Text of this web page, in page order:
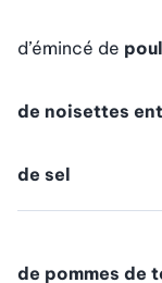
d’émincé de
de noisettes
de sel
de pommes de